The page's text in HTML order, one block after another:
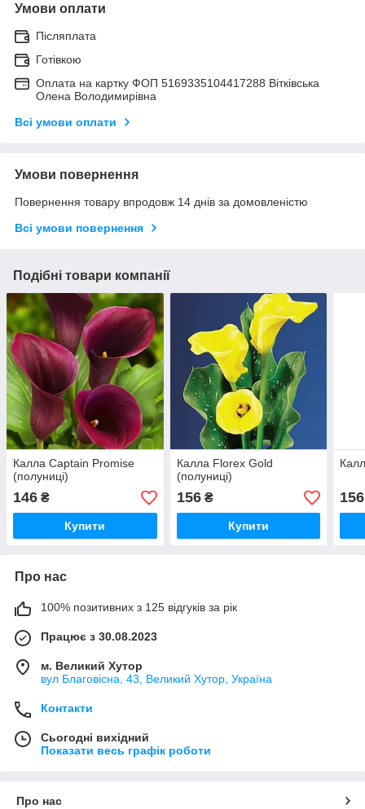
Умови оплати
Післяплата
Готівкою
Оплата на картку ФОП 5169335104417288 Вітківська
Олена Володимирівна
Всі умови оплати
Умови повернення
Повернення товару впродовж 14 днів за домовленістю
Всі умови повернення
Подібні товари компанії
Калла Captain Promise
(полуниці)
146 ₴
Купити
Калла Florex Gold
(полуниці)
156₴
Купити
156
Про нас
100% позитивних з 125 відгуків за рік
Працює з 30.08.2023
м. Великий Хутор
вул Благовісна, 43, Великий Хутор, Україна
Контакти
Сьогодні вихідний
Показати весь графік роботи
Про нас